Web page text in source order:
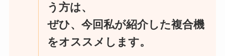
う方は、
ぜひ、今回私が紹介した複合機
をオススメします。